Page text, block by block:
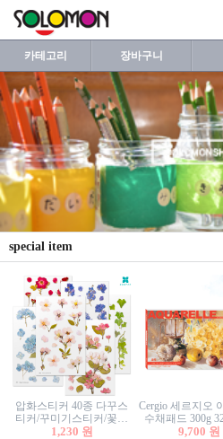
카테고리 장바구니
special item
압화스티커 40종 다꾸스
티커/꾸미기스티커/꽃스
티커/압화꽃책갈피/팬시
1,230 원
Cergio 세르지오
수채패드 300g
12매 1면제본
9,700 원